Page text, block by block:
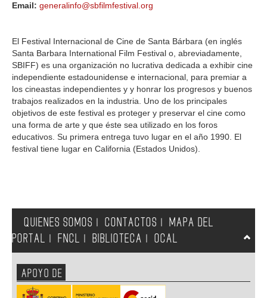
Email: generalinfo@sbfilmfestival.org
El Festival Internacional de Cine de Santa Bárbara (en inglés
Santa Barbara International Film Festival o, abreviadamente,
SBIFF) es una organización no lucrativa dedicada a exhibir cine
independiente estadounidense e internacional, para premiar a
los cineastas independientes y y honrar los progresos y buenos
trabajos realizados en la industria. Uno de los principales
objetivos de este festival es proteger y preservar el cine como
una forma de arte y que éste sea utilizado en los foros
educativos. Su primera entrega tuvo lugar en el año 1990. El
festival tiene lugar en California (Estados Unidos).
QUIENES SOMOS CONTACTOS
MAPA DEL
PORTAL
FNCL BIBLIOTECA OCAL
APOYO DE